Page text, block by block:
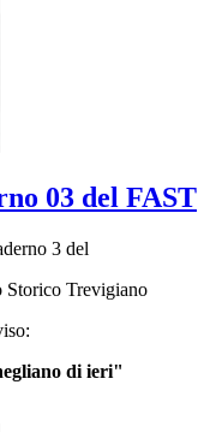
03 del FAST
3 del
Trevigiano
di ieri"